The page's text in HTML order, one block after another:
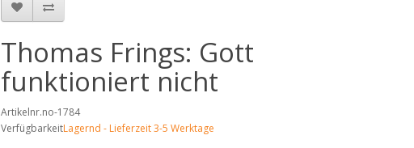
Thomas Frings: Gott
funktioniert nicht
Artikelnr.no-1784
VerfügbarkeitLagernd - Lieferzeit 3-5 Werktage